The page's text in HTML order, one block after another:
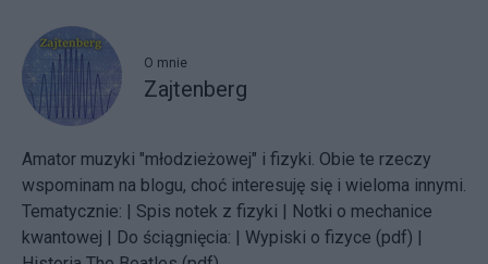
O mnie
Zajtenberg
Amator muzyki "młodzieżowej" i fizyki. Obie te rzeczy
wspominam na blogu, choć interesuję się i wieloma innymi.
Tematycznie: | Spis notek z fizyki |
Notki o mechanice
kwantowej |
Do ściągnięcia: | Wypiski o fizyce (pdf)